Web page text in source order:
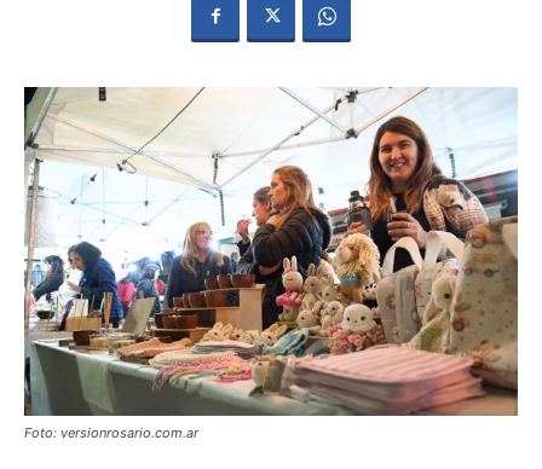
Foto: versionrosario.com.ar